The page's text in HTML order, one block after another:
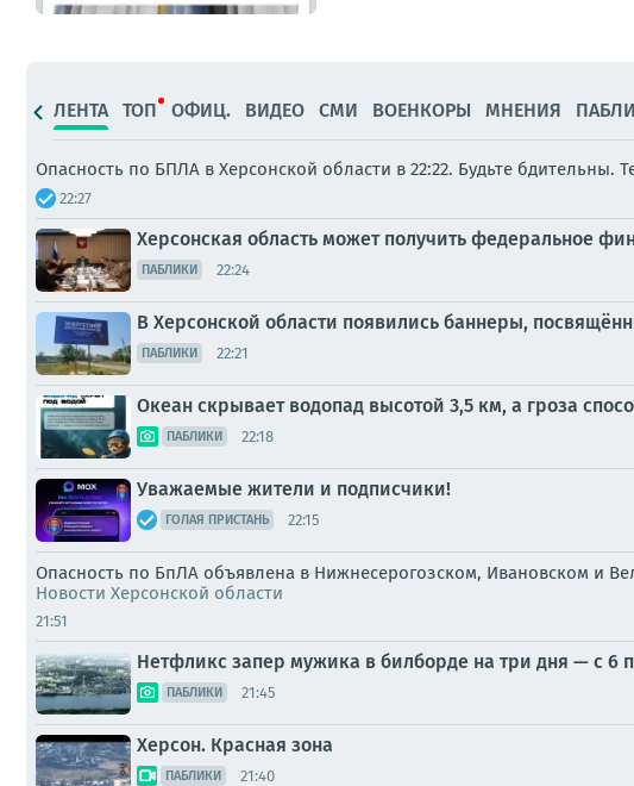
ЛЕНТА ТОП ОФИЦ. ВИДЕО СМИ ВОЕНКОРЫ МНЕНИЯ
Опасность по БПЛА в Херсонской области в 22:22. Будьте бдительны.
22:27
Херсонская область может получить федеральное
ПАБЛИКИ 22:24
В Херсонской области появились баннеры,
ПАБЛИКИ 22:21
Океан скрывает водопад высотой 3,5 км, а гроза
ПАБЛИКИ 22:18
Уважаемые жители и подписчики!
ГОЛАЯ ПРИСТАНЬ 22:15
Опасность по БпЛА объявлена в Нижнесерогозском, Ивановском и
Новости Херсонской области
21:51
Нетфликс запер мужика в билборде на три дня — с 6
ПАБЛИКИ 21:45
Херсон. Красная зона
ПАБЛИКИ 21:40